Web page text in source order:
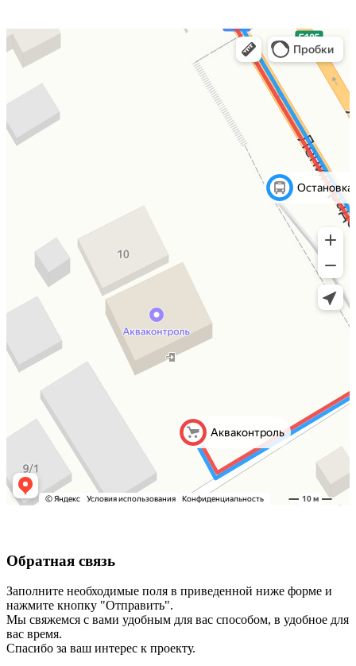
Обратная связь
Заполните необходимые поля в приведенной ниже форме и
нажмите кнопку "Отправить".
Мы свяжемся с вами удобным для вас способом, в удобное для
вас время.
Спасибо за ваш интерес к проекту.